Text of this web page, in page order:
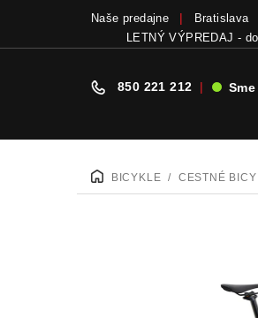
Naše predajne Bratislava
LETNÝ VÝPREDAJ -
850 221 212 |
DOMOVBICYKLE / CESTNÉ